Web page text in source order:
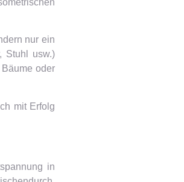
nur ein
Stuhl usw.)
oder
mit Erfolg
in